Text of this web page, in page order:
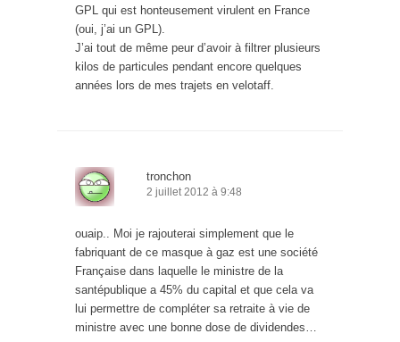
GPL qui est honteusement virulent en France
(oui, j’ai un GPL).
J’ai tout de même peur d’avoir à filtrer plusieurs
kilos de particules pendant encore quelques
années lors de mes trajets en velotaff.
tronchon
2 juillet 2012 à 9:48
ouaip.. Moi je rajouterai simplement que le
fabriquant de ce masque à gaz est une société
Française dans laquelle le ministre de la
santépublique a 45% du capital et que cela va
lui permettre de compléter sa retraite à vie de
ministre avec une bonne dose de dividendes…